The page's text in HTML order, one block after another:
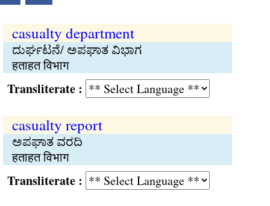
casualty department
ದುರ್ಘಟನೆ/ ಅಪಘಾತ ವಿಭಾಗ
हताहत विभाग
:
casualty report
ಅಪಘಾತ ವರದಿ
हताहत विभाग
: